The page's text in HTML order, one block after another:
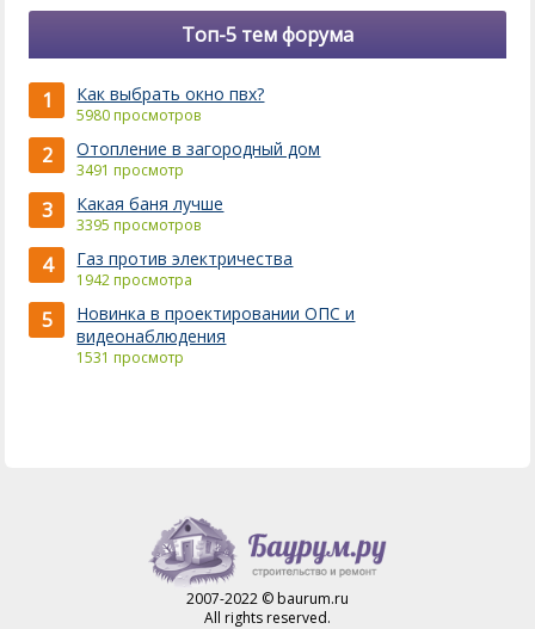
Топ-5 тем форума
1 Как выбрать окно пвх?
5980 просмотров
2 Отопление в загородный дом
3491 просмотр
3 Какая баня лучше
3395 просмотров
4 Газ против электричества
1942 просмотра
5
Новинка в проектировании ОПС и
видеонаблюдения
1531 просмотр
2007-2022 © baurum.ru
All rights reserved.